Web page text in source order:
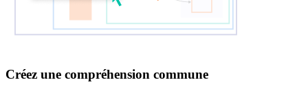
Créez une compréhension commune